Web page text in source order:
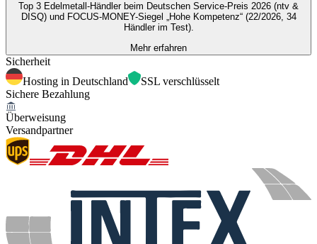
Top 3 Edelmetall-Händler beim Deutschen Service-Preis 2026 (ntv &
DISQ) und FOCUS-MONEY-Siegel „Hohe Kompetenz“ (22/2026, 34
Händler im Test).
Mehr erfahren
Sicherheit
Hosting in Deutschland
SSL verschlüsselt
Sichere Bezahlung
Überweisung
Versandpartner